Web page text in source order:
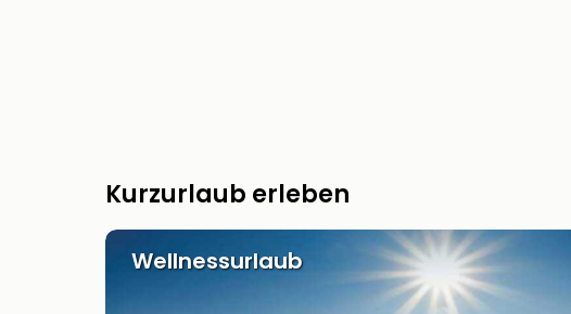
Kurzurlaub erleben
Wellnessurlaub